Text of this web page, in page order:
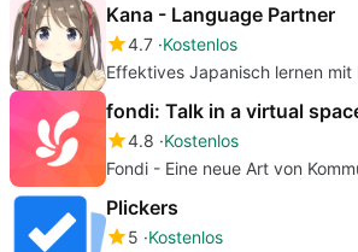
Kana - Language Partner
4.7 Kostenlos
Effektives Japanisch lernen mit
fondi: Talk in a virtual
4.8 Kostenlos
Fondi - Eine neue Art von
Plickers
5 Kostenlos